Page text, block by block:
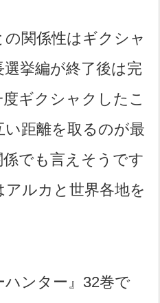
関係性はギクシャ
挙編が終了後は完
ギクシャクしたこ
距離を取るのが最
でも言えそうです
ルカと世界各地を
ンター』32巻で